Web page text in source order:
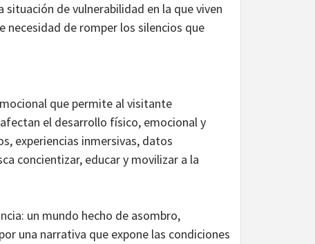
de vulnerabilidad en la que viven
de romper los silencios que
que permite al visitante
el desarrollo físico, emocional y
experiencias inmersivas, datos
concientizar, educar y movilizar a la
un mundo hecho de asombro,
una narrativa que expone las condiciones